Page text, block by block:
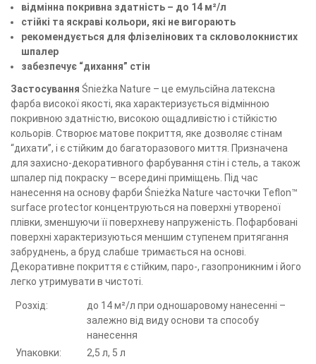
відмінна покривна здатність – до 14 м²/л
стійкі та яскраві кольори, які не вигорають
рекомендується для флізелінових та скловолокнистих
шпалер
забезпечує “дихання” стін
Застосування Śnieżka Nature – це емульсійна латексна
фарба високої якості, яка характеризується відмінною
покривною здатністю, високою ощадливістю і стійкістю
кольорів. Створює матове покриття, яке дозволяє стінам
“дихати”, і є стійким до багаторазового миття. Призначена
для захисно-декоративного фарбування стін і стель, а також
шпалер під покраску – всередині приміщень. Під час
нанесення на основу фарби Śnieżka Nature часточки Teflon™
surface protector концентруються на поверхні утвореної
плівки, зменшуючи її поверхневу напруженість. Пофарбовані
поверхні характеризуються меншим ступенем притягання
забруднень, а бруд слабше тримається на основі.
Декоративне покриття є стійким, паро-, газопроникним і його
легко утримувати в чистоті.
Розхід:
до 14 м²/л при одношаровому нанесенні –
залежно від виду основи та способу
нанесення
Упаковки:
2,5 л, 5 л